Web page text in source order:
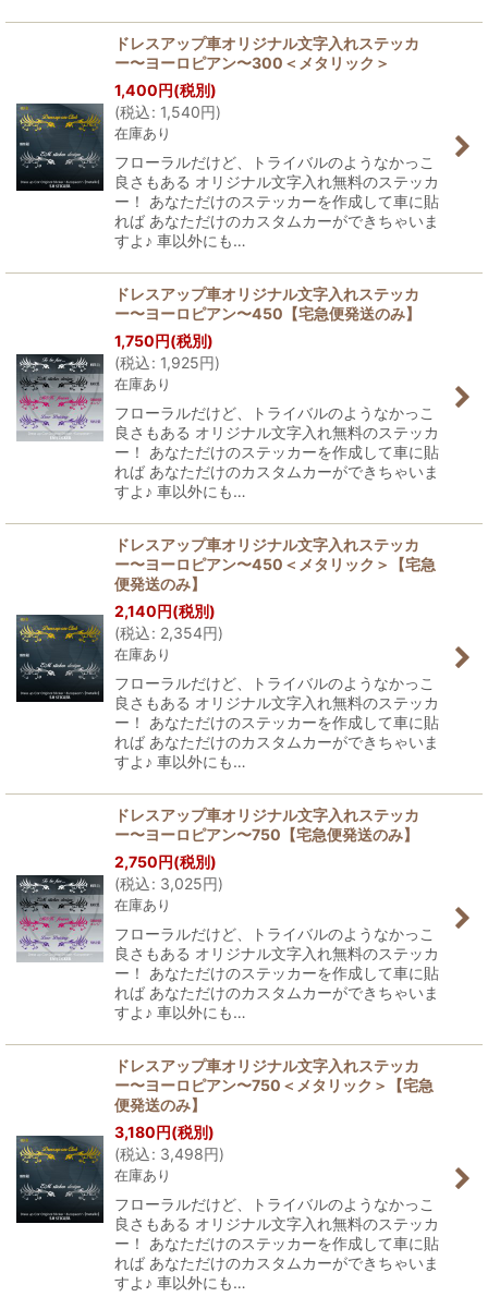
ドレスアップ車オリジナル文字入れステッカ
ー〜ヨーロピアン〜300＜メタリック＞
1,400円(税別)
(税込: 1,540円)
在庫あり
フローラルだけど、トライバルのようなかっこ
良さもある オリジナル文字入れ無料のステッカ
ー！ あなただけのステッカーを作成して車に貼
れば あなただけのカスタムカーができちゃいま
すよ♪ 車以外にも…
ドレスアップ車オリジナル文字入れステッカ
ー〜ヨーロピアン〜450【宅急便発送のみ】
1,750円(税別)
(税込: 1,925円)
在庫あり
フローラルだけど、トライバルのようなかっこ
良さもある オリジナル文字入れ無料のステッカ
ー！ あなただけのステッカーを作成して車に貼
れば あなただけのカスタムカーができちゃいま
すよ♪ 車以外にも…
ドレスアップ車オリジナル文字入れステッカ
ー〜ヨーロピアン〜450＜メタリック＞【宅急
便発送のみ】
2,140円(税別)
(税込: 2,354円)
在庫あり
フローラルだけど、トライバルのようなかっこ
良さもある オリジナル文字入れ無料のステッカ
ー！ あなただけのステッカーを作成して車に貼
れば あなただけのカスタムカーができちゃいま
すよ♪ 車以外にも…
ドレスアップ車オリジナル文字入れステッカ
ー〜ヨーロピアン〜750【宅急便発送のみ】
2,750円(税別)
(税込: 3,025円)
在庫あり
フローラルだけど、トライバルのようなかっこ
良さもある オリジナル文字入れ無料のステッカ
ー！ あなただけのステッカーを作成して車に貼
れば あなただけのカスタムカーができちゃいま
すよ♪ 車以外にも…
ドレスアップ車オリジナル文字入れステッカ
ー〜ヨーロピアン〜750＜メタリック＞【宅急
便発送のみ】
3,180円(税別)
(税込: 3,498円)
在庫あり
フローラルだけど、トライバルのようなかっこ
良さもある オリジナル文字入れ無料のステッカ
ー！ あなただけのステッカーを作成して車に貼
れば あなただけのカスタムカーができちゃいま
すよ♪ 車以外にも…